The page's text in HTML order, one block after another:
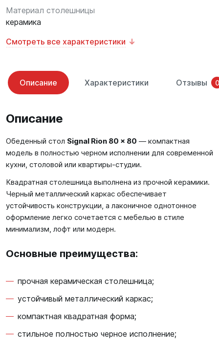
Материал столешницы
керамика
Смотреть все характеристики
Описание Характеристики Отзывы 0
Описание
Обеденный стол Signal Rion 80 × 80 — компактная
модель в полностью черном исполнении для современной
кухни, столовой или квартиры-студии.
Квадратная столешница выполнена из прочной керамики.
Черный металлический каркас обеспечивает
устойчивость конструкции, а лаконичное однотонное
оформление легко сочетается с мебелью в стиле
минимализм, лофт или модерн.
Основные преимущества:
прочная керамическая столешница;
устойчивый металлический каркас;
компактная квадратная форма;
стильное полностью черное исполнение;